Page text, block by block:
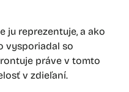
ju reprezentuje, a ako
vysporiadal so
práve v tomto
v zdieľaní.